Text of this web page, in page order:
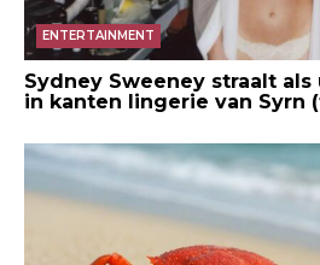
ENTERTAINMENT
Sydney Sweeney straalt
in kanten lingerie van Syrn